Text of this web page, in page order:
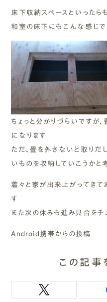
床下収納スペースといったら
和室の床下にもこんな感じで
ちょっと分かりづらいですが
になります
ただ、畳を外さないと取りだ
いものを収納していこうかと
着々と家が出来上がってきて
す
また次の休みも進み具合をチ
Android携帯からの投稿
この記事